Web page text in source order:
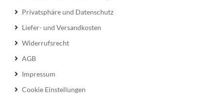
Privatsphäre und Datenschutz
Liefer- und Versandkosten
Widerrufsrecht
AGB
Impressum
Cookie Einstellungen